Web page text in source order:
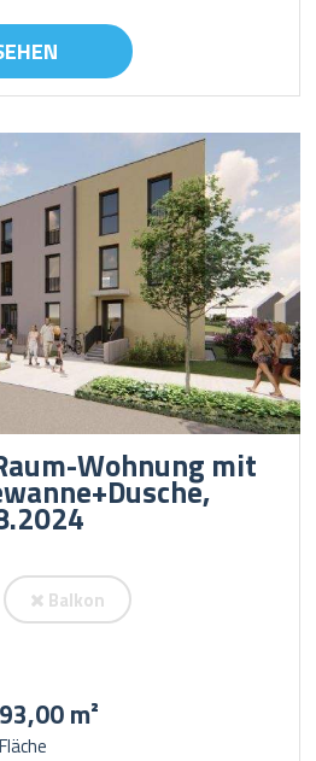
Wohnung mit
Balkon
93,00 m²
Fläche